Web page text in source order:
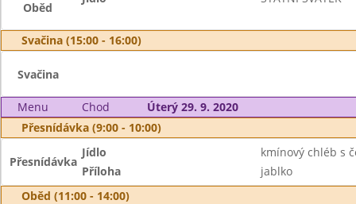
Oběd
Svačina (15:00 - 16:00)
Svačina
Menu Chod
Úterý 29. 9. 2020
Přesnídávka (9:00 - 10:00)
Přesnídávka
Jídlo
kmínový chléb s
Příloha
jablko
Oběd (11:00 - 14:00)